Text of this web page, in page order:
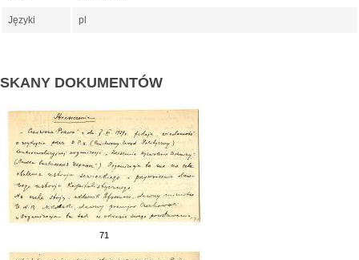
Języki pl
SKANY DOKUMENTÓW
71